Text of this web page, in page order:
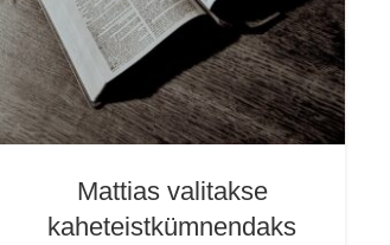
Mattias valitakse
kaheteistkümnendaks